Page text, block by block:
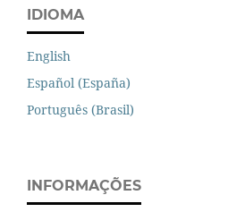
IDIOMA
English
Español (España)
Português (Brasil)
INFORMAÇÕES